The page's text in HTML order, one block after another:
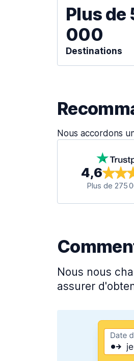
Plus de
000
Destinations
Nous accordons
4,6
Plus de 275
Nous nous
assurer